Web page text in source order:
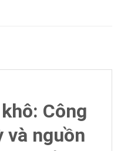
Công
và nguồn